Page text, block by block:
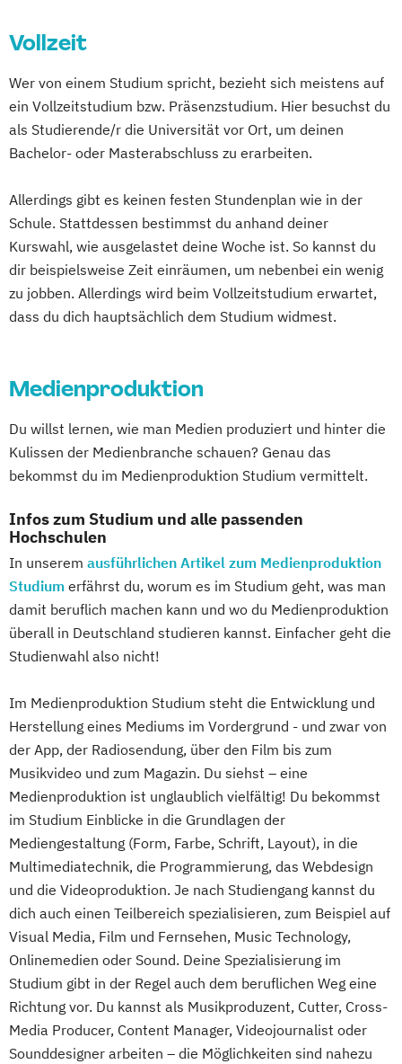
Detmold/Paderborn)
Zusatzqualifikation
(Musikwissenschaftliches Seminar
Detmold/Paderborn)
Vollzeit
Wer von einem Studium spricht, bezieht sich meistens auf
ein Vollzeitstudium bzw. Präsenzstudium. Hier besuchst du
als Studierende/r die Universität vor Ort, um deinen
Bachelor- oder Masterabschluss zu erarbeiten.
Allerdings gibt es keinen festen Stundenplan wie in der
Schule. Stattdessen bestimmst du anhand deiner
Kurswahl, wie ausgelastet deine Woche ist. So kannst du
dir beispielsweise Zeit einräumen, um nebenbei ein wenig
zu jobben. Allerdings wird beim Vollzeitstudium erwartet,
dass du dich hauptsächlich dem Studium widmest.
Medienproduktion
Du willst lernen, wie man Medien produziert und hinter die
Kulissen der Medienbranche schauen? Genau das
bekommst du im Medienproduktion Studium vermittelt.
Infos zum Studium und alle passenden
Hochschulen
In unserem ausführlichen Artikel zum Medienproduktion
Studium erfährst du, worum es im Studium geht, was man
damit beruflich machen kann und wo du Medienproduktion
überall in Deutschland studieren kannst. Einfacher geht die
Studienwahl also nicht!
Im Medienproduktion Studium steht die Entwicklung und
Herstellung eines Mediums im Vordergrund - und zwar von
der App, der Radiosendung, über den Film bis zum
Musikvideo und zum Magazin. Du siehst – eine
Medienproduktion ist unglaublich vielfältig! Du bekommst
im Studium Einblicke in die Grundlagen der
Mediengestaltung (Form, Farbe, Schrift, Layout), in die
Multimediatechnik, die Programmierung, das Webdesign
und die Videoproduktion. Je nach Studiengang kannst du
dich auch einen Teilbereich spezialisieren, zum Beispiel auf
Visual Media, Film und Fernsehen, Music Technology,
Onlinemedien oder Sound. Deine Spezialisierung im
Studium gibt in der Regel auch dem beruflichen Weg eine
Richtung vor. Du kannst als Musikproduzent, Cutter, Cross-
Media Producer, Content Manager, Videojournalist oder
Sounddesigner arbeiten – die Möglichkeiten sind nahezu